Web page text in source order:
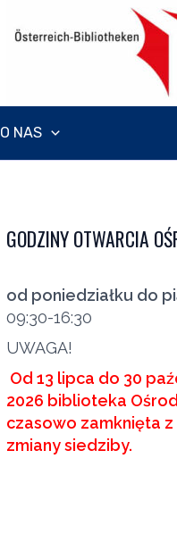
O NAS
GODZINY OTWARCIA
od poniedziałku do
09:30-16:30
UWAGA!
Od 13 lipca do 30
2026 biblioteka
czasowo zamknięta
zmiany siedziby.